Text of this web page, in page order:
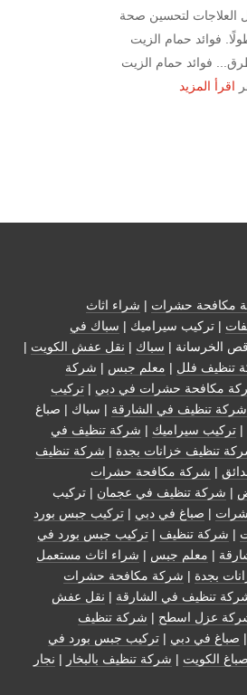
العلاجات لتحسين صحة
فوائد حمام الزيت
فوائد حمام الزيت
اقرأ المزيد
مكافحة حشرات | شراء اثاث
| تركيب سيراميك | سباك في
الخرسانة | سباك | نقل عفش الكويت |
تنظيف فلل | معلم جبس | شركة
مكافحة حشرات في دبي | تركيب
شركة تنظيف في الشارقة | سباك | صباغ
| تركيب سيراميك | شركة تنظيف في
تنظيف خزانات بجدة | شركة تنظيف
| شركة مكافحة حشرات
| شركة تنظيف في عجمان | تركيب
| صباغ في دبي | تركيب جبس بورد
| شركة تنظيف | تركيب جبس بورد في
| معلم جبس | شراء اثاث مستعمل
بجدة | شركة مكافحة حشرات
تنظيف في الشارقة | نقل عفش
عزل اسطح | شركة تنظيف
| صباغ في دبي | تركيب جبس بورد في
صباغ الكويت | شركة تنظيف بالبخار | نجار